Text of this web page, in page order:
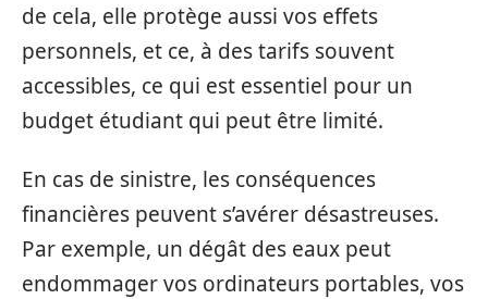
de cela, elle protège aussi vos effets
personnels, et ce, à des tarifs souvent
accessibles, ce qui est essentiel pour un
budget étudiant qui peut être limité.
En cas de sinistre, les conséquences
financières peuvent s’avérer désastreuses.
Par exemple, un dégât des eaux peut
endommager vos ordinateurs portables, vos